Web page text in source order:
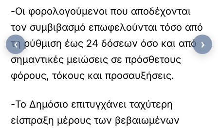
-Οι φορολογούμενοι που αποδέχονται
τον συμβιβασμό επωφελούνται τόσο από
τη ρύθμιση έως 24 δόσεων όσο και από
σημαντικές μειώσεις σε πρόσθετους
φόρους, τόκους και προσαυξήσεις.
-Το Δημόσιο επιτυγχάνει ταχύτερη
είσπραξη μέρους των βεβαιωμένων
‹ ›